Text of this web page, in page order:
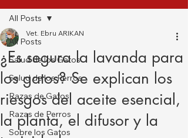
All Posts
Salud de los Gatos
Salud de los Perros
Razas de Gatos
Razas de Perros
Sobre los Gatos
All Posts
¿Es segura la lavanda para
los gatos? Se explican los
riesgos del aceite esencial,
la planta, el difusor y la
Vet. Ebru ARIKAN